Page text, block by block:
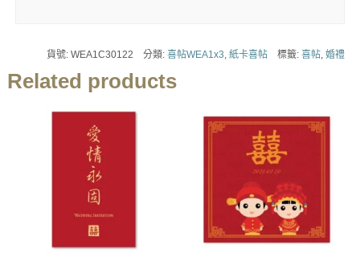
貨號:WEA1C30122 分類:喜帖WEA1x3 ,紙卡喜帖 標籤:喜帖 ,婚禮
Related products